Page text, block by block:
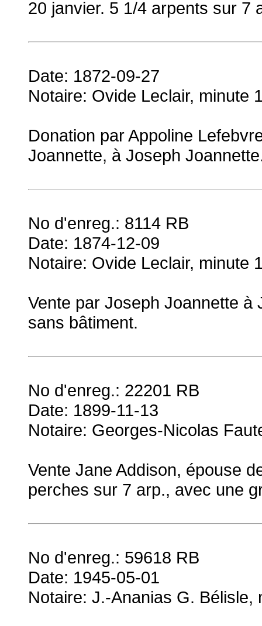
20 janvier. 5 1/4 arpents sur 7
Date: 1872-09-27
Notaire: Ovide Leclair, minute
Donation par Appoline
Joannette, à Joseph
No d'enreg.: 8114 RB
Date: 1874-12-09
Notaire: Ovide Leclair, minute
Vente par Joseph Joannette à
sans bâtiment.
No d'enreg.: 22201 RB
Date: 1899-11-13
Notaire: Georges-Nicolas
Vente Jane Addison, épouse
perches sur 7 arp., avec une
No d'enreg.: 59618 RB
Date: 1945-05-01
Notaire: J.-Ananias G. Bélisle,